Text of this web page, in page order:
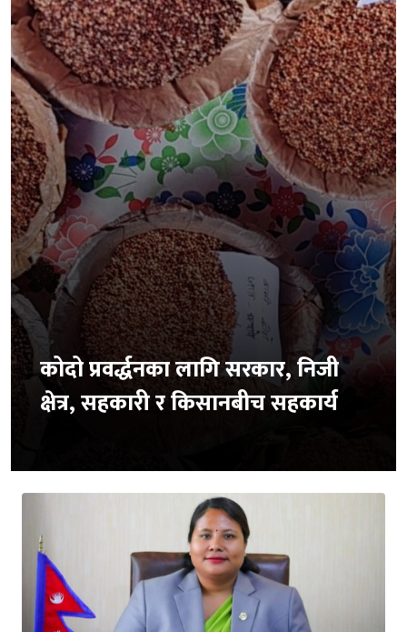
कोदो प्रवर्द्धनका लागि सरकार, निजी
क्षेत्र, सहकारी र किसानबीच सहकार्य